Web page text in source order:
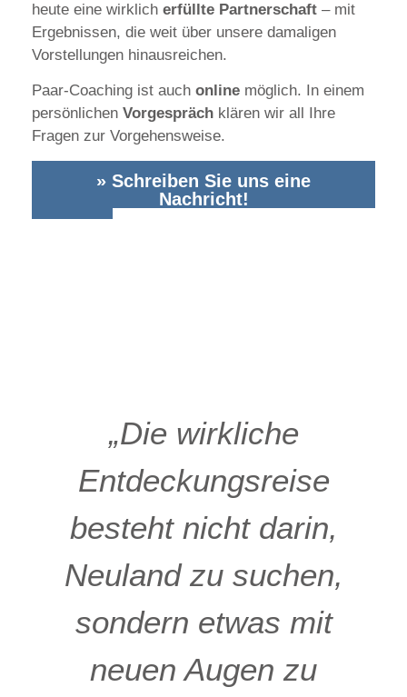
heute eine wirklich erfüllte Partnerschaft – mit
Ergebnissen, die weit über unsere damaligen
Vorstellungen hinausreichen.
Paar-Coaching ist auch online möglich. In einem
persönlichen Vorgespräch klären wir all Ihre
Fragen zur Vorgehensweise.
» Schreiben Sie uns eine
Nachricht!
„Die wirkliche
Entdeckungsreise
besteht nicht darin,
Neuland zu suchen,
sondern etwas mit
neuen Augen zu